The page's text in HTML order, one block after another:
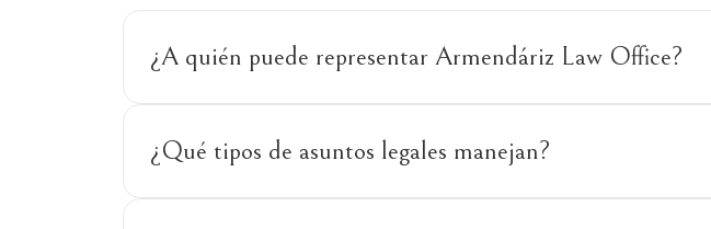
¿A quién puede representar Armendáriz Law Office?
¿Qué tipos de asuntos legales manejan?